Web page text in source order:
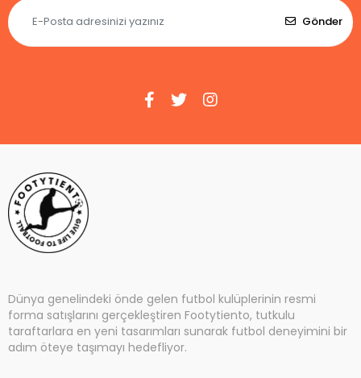
Gönder
Dünya genelindeki önde gelen futbol kulüplerinin resmi
forma satışlarını gerçekleştiren Footytiento, tutkulu
taraftarlara en yeni tasarımları sunarak futbol deneyimini bir
adım öteye taşımayı hedefliyor.